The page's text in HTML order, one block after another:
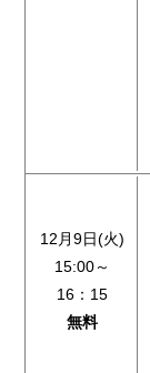
12月9日(火)
15:00～
16：15
無料